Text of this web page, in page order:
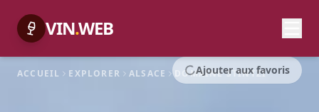
VIN.WEB
ACCUEIL EXPLORER ALSACE DOMAINE STINTZI
Ajouter aux favoris